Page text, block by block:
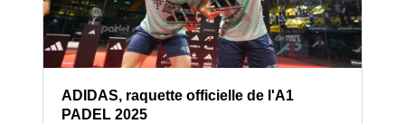
ADIDAS, raquette officielle de l'A1
PADEL 2025